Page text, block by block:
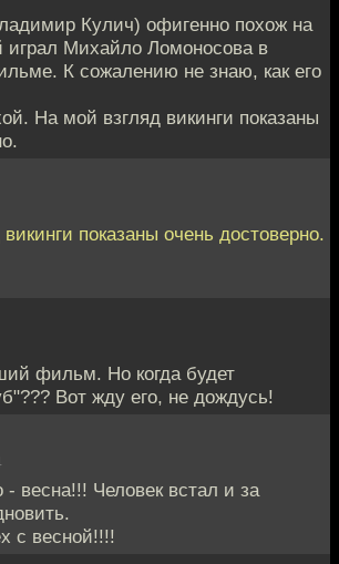
Кулич) офигенно похож на
играл Михайло Ломоносова в
К сожалению не знаю, как его
На мой взгляд викинги показаны
показаны очень достоверно.
фильм. Но когда будет
Вот жду его, не дождусь!
- весна!!! Человек встал и за
с весной!!!!